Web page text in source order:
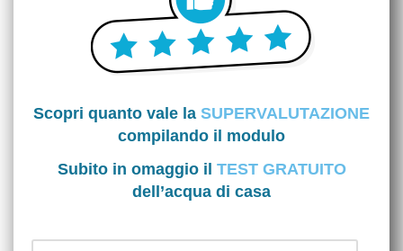
Scopri quanto vale la SUPERVALUTAZIONE
compilando il modulo
Subito in omaggio il TEST GRATUITO
dell’acqua di casa